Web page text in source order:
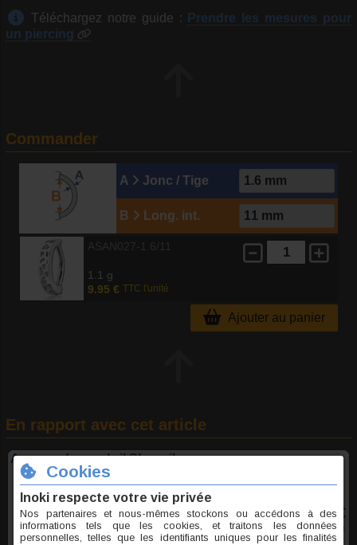
Téléchargez notre guide :
Prendre les mesures pour
un piercing
Commander
A Jonc / Tige
B Long. int.
1.1 g
9.95 € TTC l'unité
Ajouter au panier
En rapport avec cet article
Anneau de nombril Sharmila
9,95 €
TTC l'unite